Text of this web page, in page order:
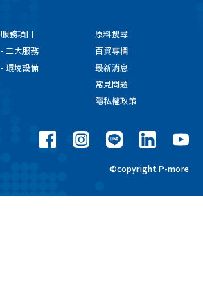
服務項目
- 三大服務
- 環境設備
原料搜尋
百貿專欄
最新消息
常見問題
隱私權政策
©copyright P-more